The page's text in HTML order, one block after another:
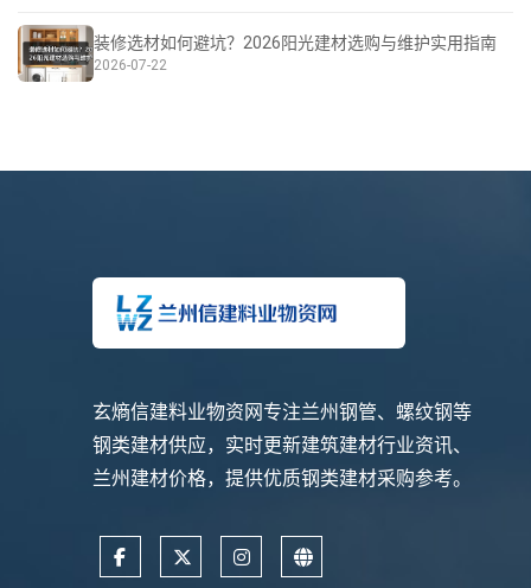
装修选材如何避坑？2026阳光建材选购与维护实用指南
2026-07-22
玄熵信建料业物资网专注兰州钢管、螺纹钢等
钢类建材供应，实时更新建筑建材行业资讯、
兰州建材价格，提供优质钢类建材采购参考。